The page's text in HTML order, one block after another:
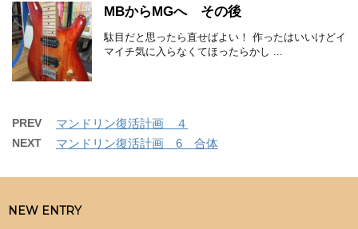
MBからMGへ その後
駄目だと思ったら直せばよい！ 作ったはいいけどイ
マイチ気に入らなくてほったらかし ...
PREV マンドリン復活計画 ４
NEXT マンドリン復活計画 6 合体
NEW ENTRY